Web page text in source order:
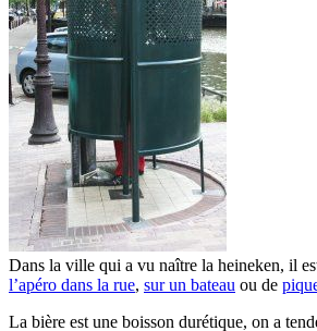
Dans la ville qui a vu naître la heineken, il
l’apéro dans la rue, sur un bateau ou de
La bière est une boisson durétique, on a